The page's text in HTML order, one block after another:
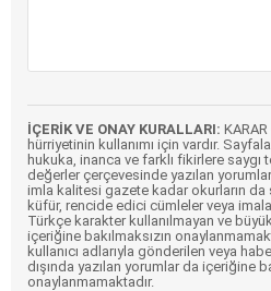
İÇERİK VE ONAY KURALLARI:
hürriyetinin kullanımı için vardır.
hukuka, inanca ve farklı fikirlere
değerler çerçevesinde yazılan
imla kalitesi gazete kadar okurların da
küfür, rencide edici cümleler veya
Türkçe karakter kullanılmayan ve
içeriğine bakılmaksızın
kullanıcı adlarıyla gönderilen veya
dışında yazılan yorumlar da içeriğine
onaylanmamaktadır.